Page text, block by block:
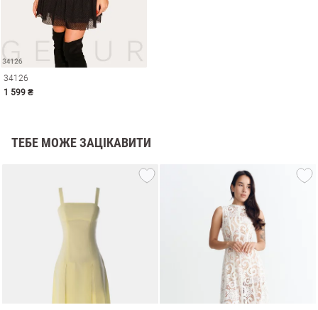
34126
1 599 ₴
ТЕБЕ МОЖЕ ЗАЦІКАВИТИ